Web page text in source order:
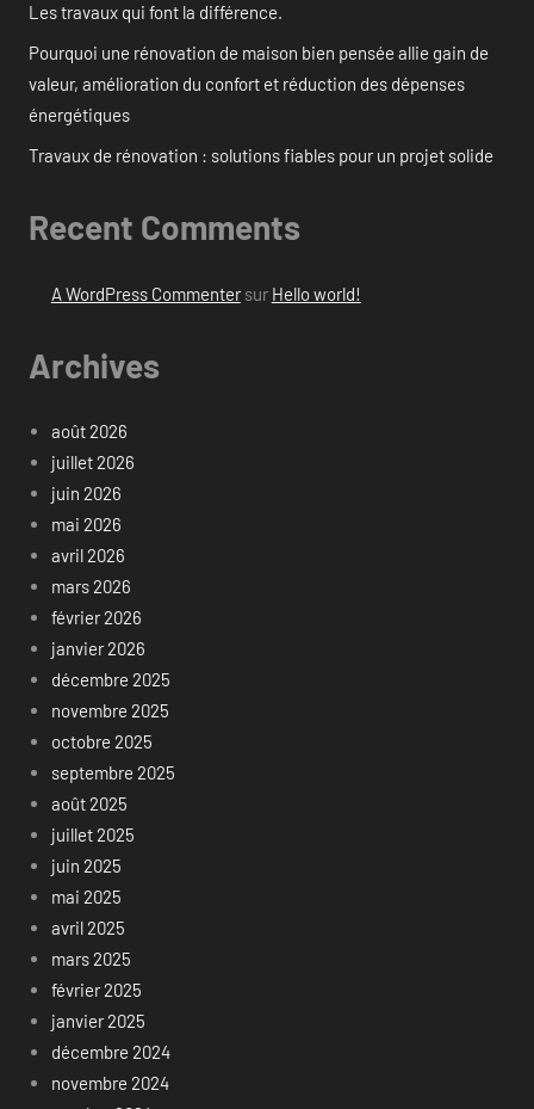
Les travaux qui font la différence.
Pourquoi une rénovation de maison bien pensée allie gain de
valeur, amélioration du confort et réduction des dépenses
énergétiques
Travaux de rénovation : solutions fiables pour un projet solide
Recent Comments
A WordPress Commentersur Hello world!
Archives
août 2026
juillet 2026
juin 2026
mai 2026
avril 2026
mars 2026
février 2026
janvier 2026
décembre 2025
novembre 2025
octobre 2025
septembre 2025
août 2025
juillet 2025
juin 2025
mai 2025
avril 2025
mars 2025
février 2025
janvier 2025
décembre 2024
novembre 2024